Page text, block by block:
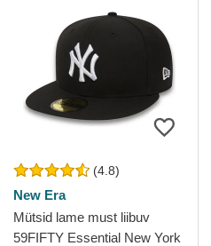
(4.8)
New Era
Mütsid lame must liibuv
59FIFTY Essential New York